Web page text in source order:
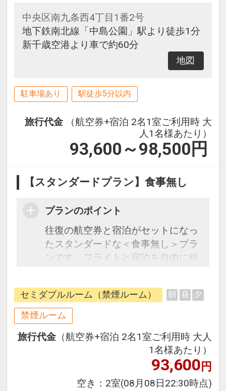
中央区南九条西4丁目1番2号
地下鉄南北線「中島公園」駅より徒歩1分
新千歳空港より車で約60分
地図
駐車場あり 駅徒歩5分以内
旅行代金
（航空券+宿泊 2名1室ご利用時 大
人1名様あたり）
93,600～98,500 円
【スタンダードプラン】食事無し
プランのポイント
往復の航空券と宿泊がセットになっ
たスタンダードな＜食事無し＞プラ
ンです。フライトと宿泊を自由に組
ージだから、一都市滞在はもちろん
周遊旅行にも最適！
旅行期間中の1泊だけの宿泊や延
泊・飛び泊なども自由自在です。
フライトは、安心のJAL（または
JALグループ）確約！フライトマイ
オプションでレンタカーや現地交
セミダブルルーム（禁煙ルーム） 朝 昼 夕
禁煙ルーム
旅行代金 （航空券+宿泊 2名1室ご利用時 大人
1名様あたり）
93,600円
空き： 2室(08月08日22:30時点)